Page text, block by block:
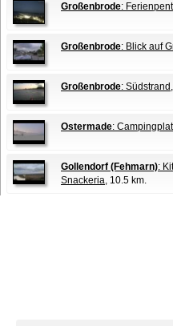
Großenbrode:
Großenbrode: Blick auf
Großenbrode: Südstrand
Ostermade:
Gollendorf (Fehmarn):
Snackeria, 10.5 km.